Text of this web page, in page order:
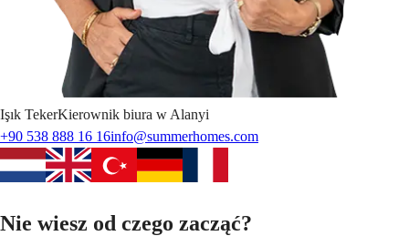
Işık TekerKierownik biura w Alanyi
+90 538 888 16 16info@summerhomes.com
Nie wiesz od czego zacząć?